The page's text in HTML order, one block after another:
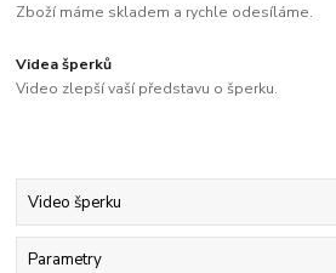
Zboží máme skladem a rychle odesíláme.
Videa šperků
Video zlepší vaší představu o šperku.
Video šperku
Parametry